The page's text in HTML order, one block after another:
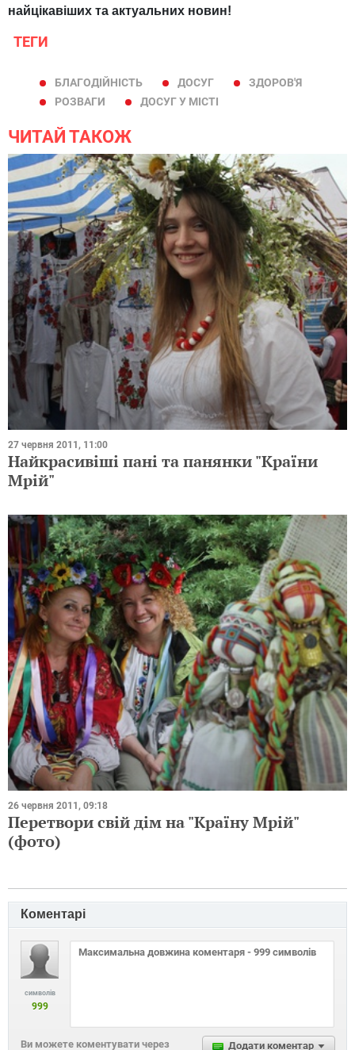
найцікавіших та актуальних новин!
ТЕГИ
БЛАГОДІЙНІСТЬ ДОСУГ
ЗДОРОВ'Я
РОЗВАГИ
ДОСУГ У МІСТІ
ЧИТАЙ ТАКОЖ
27 червня 2011, 11:00
Найкрасивіші пані та панянки "Країни
Мрій"
26 червня 2011, 09:18
Перетвори свій дім на "Країну Мрій"
(фото)
Коментарі
символів
999
Додати коментар
Ви можете коментувати через